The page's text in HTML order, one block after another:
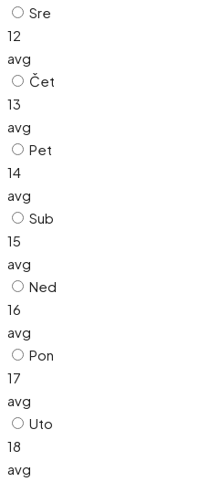
Sre
12
avg
Čet
13
avg
Pet
14
avg
Sub
15
avg
Ned
16
avg
Pon
17
avg
Uto
18
avg